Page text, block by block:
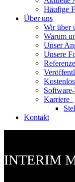
Häufige
Über uns
Wir über
Warum
Unser
Unsere
Karriere
Kontakt
INTERIM